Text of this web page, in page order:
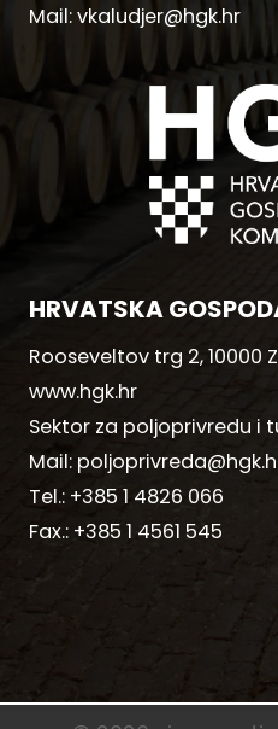
Mail:vkaludjer@hgk.hr
HRVATSKA
Rooseveltov trg 2, 10000
www.hgk.hr
Sektor za poljoprivredu i
Mail:
Tel.: +385 1 4826 066
Fax.: +385 1 4561 545